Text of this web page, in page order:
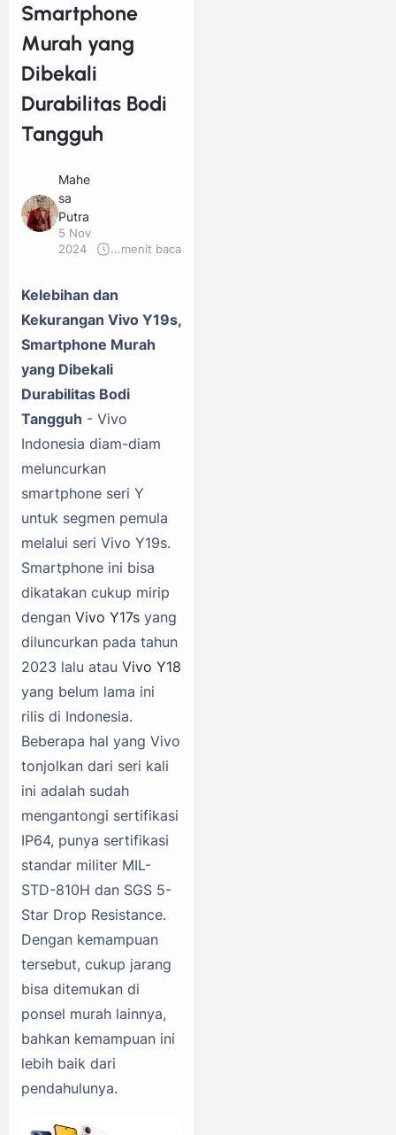
Smartphone
Murah yang
Dibekali
Durabilitas Bodi
Tangguh
Mahe
sa
Putra
5 Nov
2024
... menit baca
Kelebihan dan
Kekurangan Vivo Y19s,
Smartphone Murah
yang Dibekali
Durabilitas Bodi
Tangguh - Vivo
Indonesia diam-diam
meluncurkan
smartphone seri Y
untuk segmen pemula
melalui seri Vivo Y19s.
Smartphone ini bisa
dikatakan cukup mirip
dengan Vivo Y17s yang
diluncurkan pada tahun
2023 lalu atau Vivo Y18
yang belum lama ini
rilis di Indonesia.
Beberapa hal yang Vivo
tonjolkan dari seri kali
ini adalah sudah
mengantongi sertifikasi
IP64, punya sertifikasi
standar militer MIL-
STD-810H dan SGS 5-
Star Drop Resistance.
Dengan kemampuan
tersebut, cukup jarang
bisa ditemukan di
ponsel murah lainnya,
bahkan kemampuan ini
lebih baik dari
pendahulunya.